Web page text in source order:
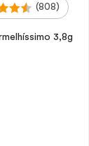
(808)